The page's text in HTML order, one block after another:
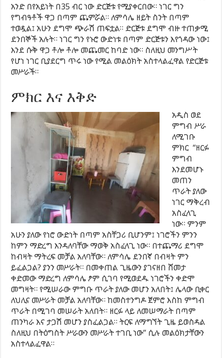
አንድ በየአይነት በ35 ብር ነው ድርጅቱ የሚያቀርበው። ነገር ግን
የግብዓቶች ዋጋ በጣም ጨምሯል። ለምሳሌ ዘይት ስንት በጣም
ተወዷል፤ አሁን ደግሞ ጭራሽ ጠፍቷል። ድርጅቱ ደግሞ ብዙ ተጠቃሚ
ደንበኞች አሉት። ነገር ግን የኑሮ ውድነቱ በጣም ድርጅቱን እየጎዳው ነው፤
እንደ ሱቅ ዋጋ ቶሎ ቶሎ መጨመር ከባድ ነው። ስለዚህ መንግሥት
የሆነ ነገር ቢያደርግ ጥሩ ነው የሚል መልዕክት አስተላልፈዋል የድርጅቱ
መሥራች።
ምክር እና እቅድ
አዲስ ወደ
ምግብ ሥራ
ለሚገቡ
ምክር “ዘርፉ
ምግብ
እንደመሆኑ
መጠን
ጥራት ያለው
ነገር ማቅረብ
አስፈላጊ
ነው። ምንም
አሁን ያለው የነሮ ውድነት በጣም አስቸጋሪ ቢሆንም፤ ነገሮችን ምንን
ከምን ማድረግ እንዳለባቸው ማወቅ አስፈላጊ ነው። በተጨማሪ ደግሞ
ከብዛት ማትረፍ መቻል አለባቸው። ለምሳሌ ደንበኛ በብዛት ምን
ይፈልጋል? ያንን መሥራት። በመቀጠል ጊዜውን ያገናዘበ ሸመታ
ቀድመው ማድረግ ለምሳሌ ፆም ሲገባ የሚወደዱ ነገሮችን ቀድሞ
መግዛት። የሚሠራው ምግቡ ጥራት ያለው መሆን አለበት፤ ሌላው ቢቀር
ለህሊና መሥራት መቻል አለባቸው። ከመስተንግዶ ጀምሮ እስከ ምግብ
ጥራት በሚገባ መሠራት አለበት። ዘርፉ ላይ ለመሠማራት በጣም
ጠንካራ እና ታጋሽ መሆን ያስፈልጋል። ትርፍ ለማግኘት ጊዜ ይወስዳል
ስለዚህ በትዕግስት ሥራውን መሥራት ተገቢ ነው” ሲሉ መልዕክታቸውን
አስተላልፈዋል።